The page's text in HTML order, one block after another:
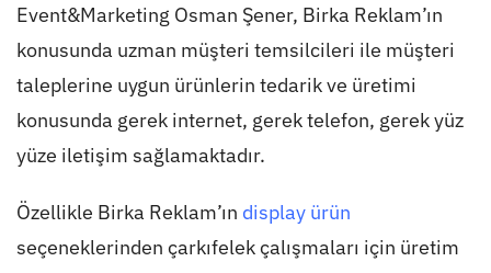
Event&Marketing Osman Şener, Birka Reklam’ın
konusunda uzman müşteri temsilcileri ile müşteri
taleplerine uygun ürünlerin tedarik ve üretimi
konusunda gerek internet, gerek telefon, gerek yüz
yüze iletişim sağlamaktadır.
Özellikle Birka Reklam’ın display ürün
seçeneklerinden çarkıfelek çalışmaları için üretim